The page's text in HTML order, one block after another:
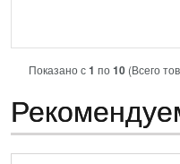
Показано с1 по10 (Всего